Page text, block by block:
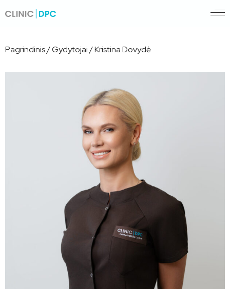
Pagrindinis/Gydytojai/Kristina Dovydė